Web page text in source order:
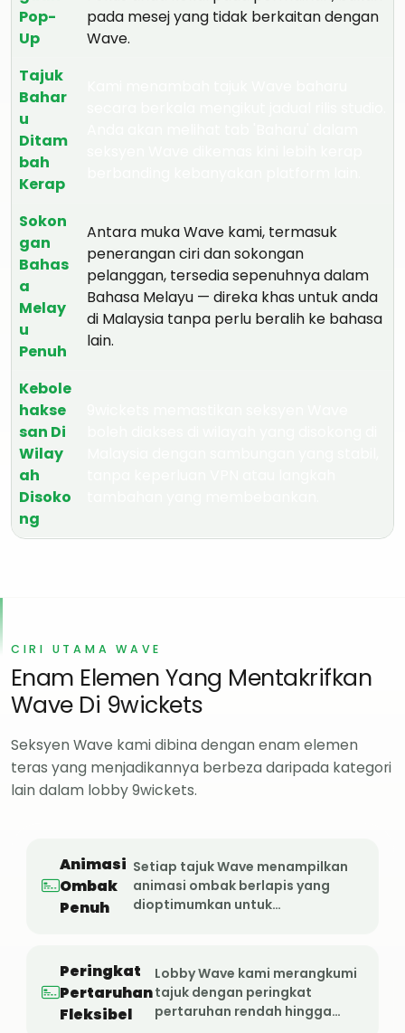
Pop-
Up
pada mesej yang tidak berkaitan dengan
Wave.
Tajuk
Bahar
u
Ditam
bah
Kerap
Sokon
gan
Bahas
a
Melay
u
Penuh
Antara muka Wave kami, termasuk
penerangan ciri dan sokongan
pelanggan, tersedia sepenuhnya dalam
Bahasa Melayu — direka khas untuk anda
di Malaysia tanpa perlu beralih ke bahasa
lain.
Kebole
hakse
san Di
Wilay
ah
Disoko
ng
CIRI UTAMA WAVE
Enam Elemen Yang Mentakrifkan
Wave Di 9wickets
Seksyen Wave kami dibina dengan enam elemen
teras yang menjadikannya berbeza daripada kategori
lain dalam lobby 9wickets.
Animasi
Ombak
Penuh
Setiap tajuk Wave menampilkan
animasi ombak berlapis yang
dioptimumkan untuk…
Peringkat
Pertaruhan
Fleksibel
Lobby Wave kami merangkumi
tajuk dengan peringkat
pertaruhan rendah hingga…